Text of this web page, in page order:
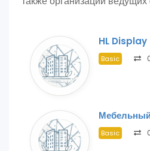
HL Display
Basic
Basic